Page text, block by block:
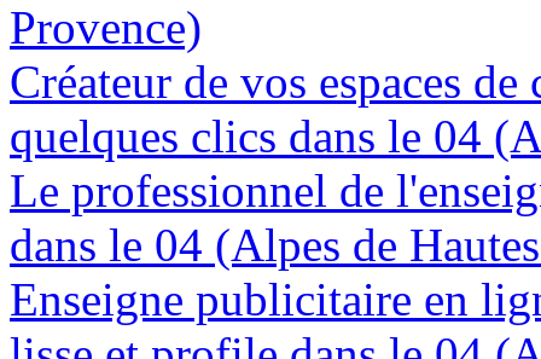
Provence)
Créateur de vos espaces
quelques clics dans le 04
Le professionnel de
dans le 04 (Alpes de
Enseigne publicitaire en